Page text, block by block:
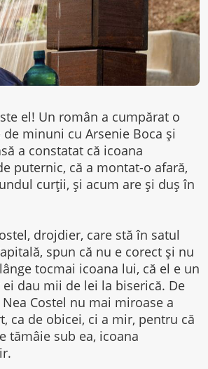
el! Un român a cumpărat o
minuni cu Arsenie Boca și
a constatat că icoana
puternic, că a montat-o afară,
curții, și acum are și duș în
drojdier, care stă în satul
spun că nu e corect și nu
tocmai icoana lui, că el e un
dau mii de lei la biserică. De
Costel nu mai miroase a
ca de obicei, ci a mir, pentru că
tămâie sub ea, icoana